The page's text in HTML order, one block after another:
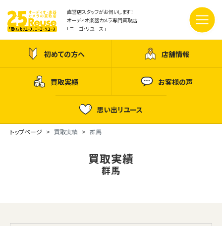
直営店スタッフがお伺いします！
オーディオ楽器カメラ専門買取店
「ニーゴ・リユース」
初めての方へ 店舗情報
買取実績 お客様の声
思い出リユース
トップページ 買取実績 群馬
買取実績
群馬